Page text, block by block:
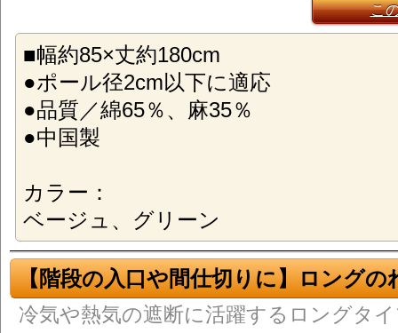
こ
■幅約85×丈約180cm
●ポール径2cm以下に適応
●品質／綿65％、麻35％
●中国製
カラー：
ベージュ、グリーン
【階段の入口や間仕切りに】ロングの
冷気や熱気の遮断に活躍するロングタ